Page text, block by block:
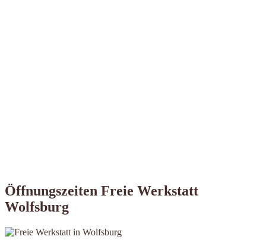
Öffnungszeiten Freie Werkstatt
Wolfsburg